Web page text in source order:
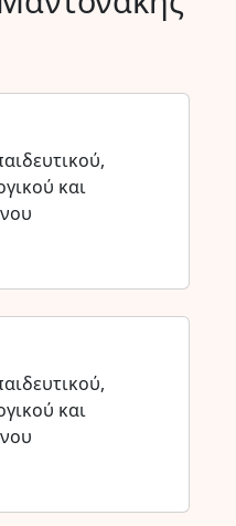
και
και